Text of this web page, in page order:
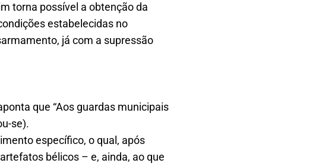
torna possível a obtenção da
estabelecidas no
já com a supressão
que “Aos guardas municipais
se).
específico, o qual, após
bélicos – e, ainda, ao que